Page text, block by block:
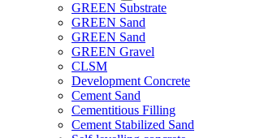
GREEN Substrate
GREEN Sand
GREEN Sand
GREEN Gravel
CLSM
Development Concrete
Cement Sand
Cementitious Filling
Cement Stabilized Sand